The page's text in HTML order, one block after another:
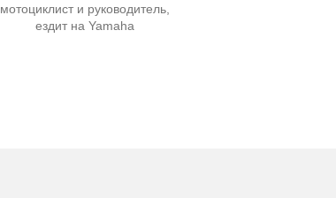
мотоциклист и руководитель,
ездит на Yamaha